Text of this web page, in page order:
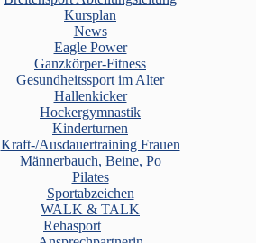
Kursplan
News
Eagle Power
Ganzkörper-Fitness
Gesundheitssport im Alter
Hallenkicker
Hockergymnastik
Kinderturnen
Kraft-/Ausdauertraining Frauen
Männerbauch, Beine, Po
Pilates
Sportabzeichen
WALK & TALK
Rehasport